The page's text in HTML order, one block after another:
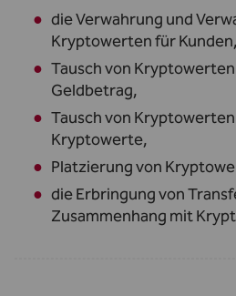
die Verwahrung und
Kryptowerten für Kunden,
Tausch von
Geldbetrag,
Tausch von
Kryptowerte,
Platzierung von
die Erbringung von
Zusammenhang mit